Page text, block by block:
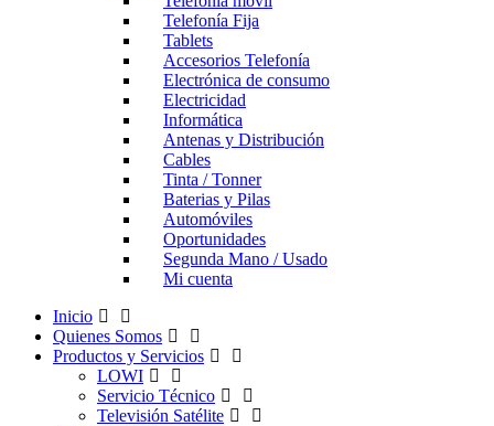
Telefonía Fija
Tablets
Accesorios Telefonía
Electrónica de consumo
Electricidad
Informática
Antenas y Distribución
Cables
Tinta / Tonner
Baterias y Pilas
Automóviles
Oportunidades
Segunda Mano / Usado
Mi cuenta
Inicio
Quienes Somos
Productos y Servicios
LOWI
Servicio Técnico
Televisión Satélite